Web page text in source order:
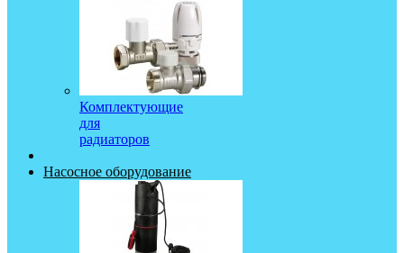
Комплектующие
для
радиаторов
Насосное оборудование